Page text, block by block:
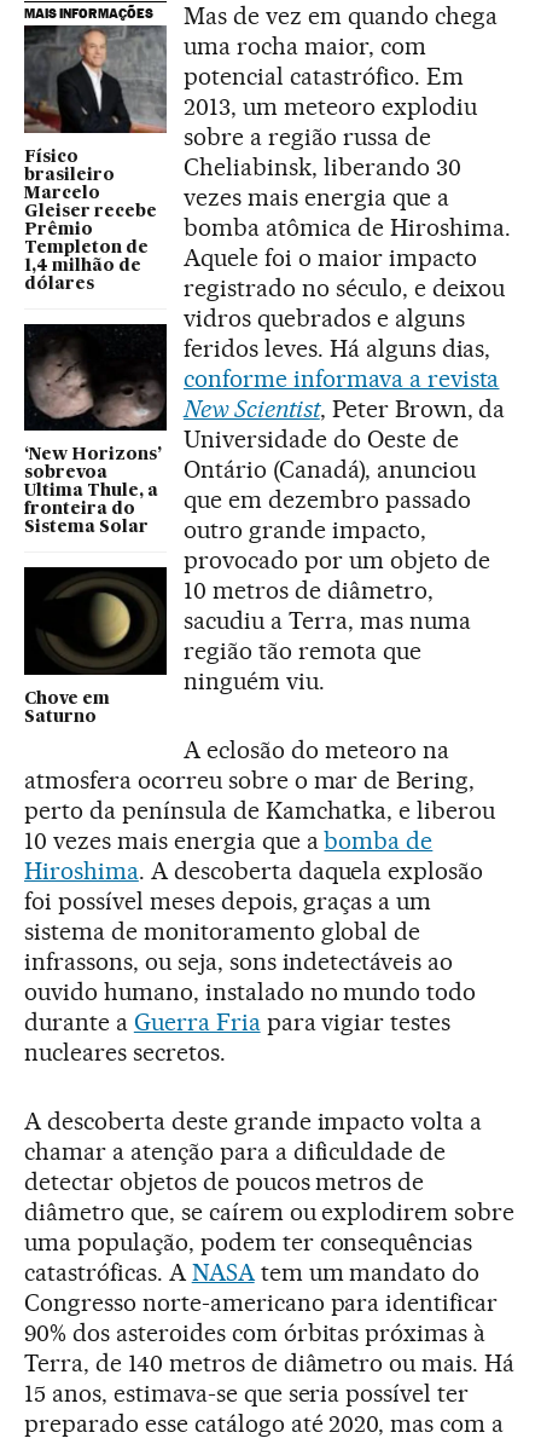
MAIS INFORMAÇÕES
Físico
brasileiro
Marcelo
Gleiser recebe
Prêmio
Templeton de
1,4 milhão de
dólares
‘New Horizons’
sobrevoa
Ultima Thule, a
fronteira do
Sistema Solar
Chove em
Saturno
Mas de vez em quando chega
uma rocha maior, com
potencial catastrófico. Em
2013, um meteoro explodiu
sobre a região russa de
Cheliabinsk, liberando 30
vezes mais energia que a
bomba atômica de Hiroshima.
Aquele foi o maior impacto
registrado no século, e deixou
vidros quebrados e alguns
feridos leves. Há alguns dias,
conforme informava a revista
New Scientist, Peter Brown, da
Universidade do Oeste de
Ontário (Canadá), anunciou
que em dezembro passado
outro grande impacto,
provocado por um objeto de
10 metros de diâmetro,
sacudiu a Terra, mas numa
região tão remota que
ninguém viu.
A eclosão do meteoro na
atmosfera ocorreu sobre o mar de Bering,
perto da península de Kamchatka, e liberou
10 vezes mais energia que abomba de
Hiroshima. A descoberta daquela explosão
foi possível meses depois, graças a um
sistema de monitoramento global de
infrassons, ou seja, sons indetectáveis ao
ouvido humano, instalado no mundo todo
durante a Guerra Friapara vigiar testes
nucleares secretos.
A descoberta deste grande impacto volta a
chamar a atenção para a dificuldade de
detectar objetos de poucos metros de
diâmetro que, se caírem ou explodirem sobre
uma população, podem ter consequências
catastróficas. ANASAtem um mandato do
Congresso norte-americano para identificar
90% dos asteroides com órbitas próximas à
Terra, de 140 metros de diâmetro ou mais. Há
15 anos, estimava-se que seria possível ter
preparado esse catálogo até 2020, mas com a